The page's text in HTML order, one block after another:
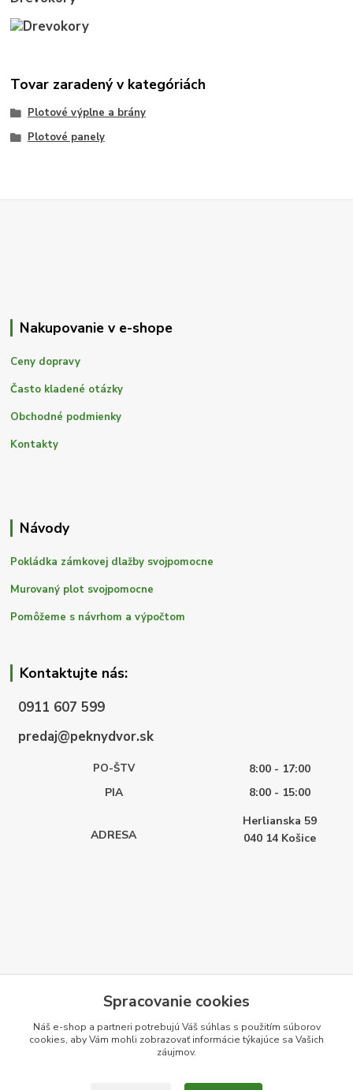
Tovar zaradený v kategóriách
Plotové výplne a brány
Plotové panely
Nakupovanie v e-shope
Ceny dopravy
Často kladené otázky
Obchodné podmienky
Kontakty
Návody
Pokládka zámkovej dlažby svojpomocne
Murovaný plot svojpomocne
Pomôžeme s návrhom a výpočtom
Kontaktujte nás:
0911 607 599
predaj@peknydvor.sk
PO-ŠTV
8:00 - 17:00
PIA
8:00 - 15:00
ADRESA
Herlianska 59
040 14 Košice
Spracovanie cookies
Náš e-shop a partneri potrebujú Váš súhlas s použitím súborov
cookies, aby Vám mohli zobrazovať informácie týkajúce sa Vašich
záujmov.